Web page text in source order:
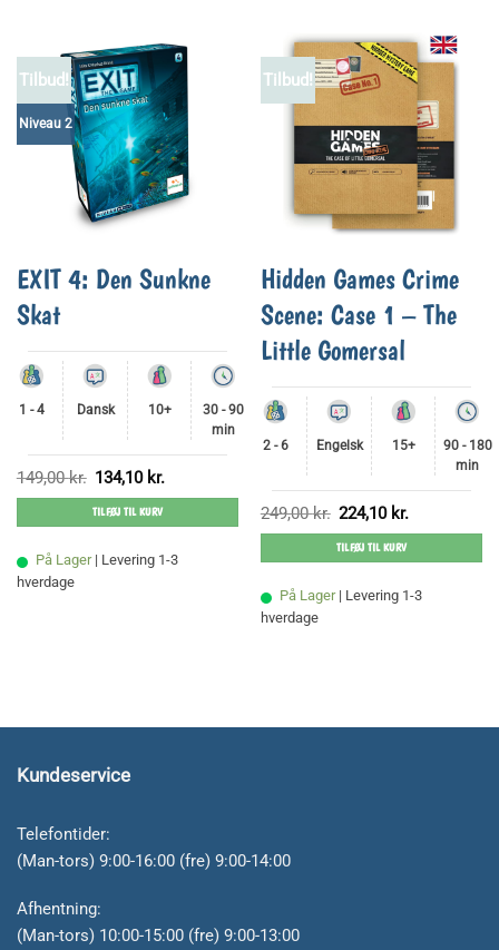
Tilbud!
Niveau 2
EXIT 4: Den Sunkne
Skat
1 - 4 Dansk 10+
30 - 90
min
149,00kr. Den
oprindelige
pris
var:
149,00 kr..
134,10 kr.
aktuelle
pris
134,10 kr..
TILFØJ TIL KURV
På Lager | Levering 1-3
hverdage
Tilbud!
Hidden Games Crime
Scene: Case 1 – The
Little Gomersal
2 - 6 Engelsk 15+
90 - 180
min
249,00kr. Den
oprindelige
pris
var:
249,00 kr..
224,10 kr.
aktuelle
pris
224,10 kr..
TILFØJ TIL KURV
På Lager | Levering 1-3
hverdage
Kundeservice
Telefontider:
(Man-tors) 9:00-16:00 (fre) 9:00-14:00
Afhentning:
(Man-tors) 10:00-15:00 (fre) 9:00-13:00